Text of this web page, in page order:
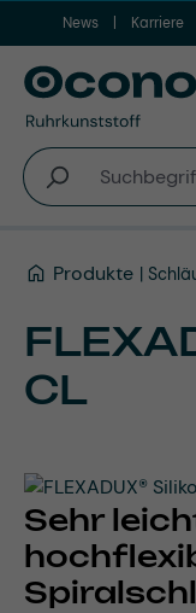
Zum Hauptinhalt
News Karriere
Produkte
CL
Sehr